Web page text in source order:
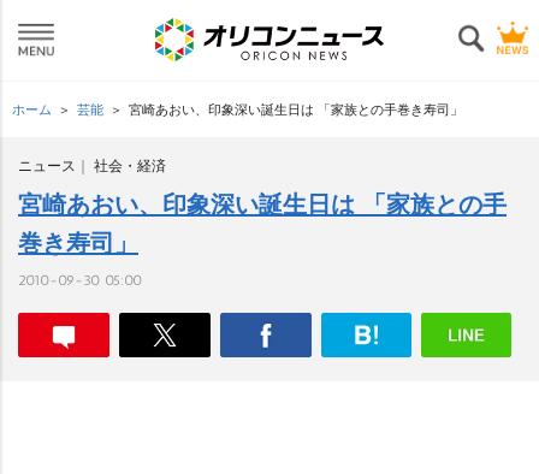
ホーム 芸能 宮崎あおい、印象深い誕生日は 「家族との手巻き寿司」
ニュース 社会・経済
宮崎あおい、印象深い誕生日は 「家族との手
巻き寿司」
2010-09-30 05:00